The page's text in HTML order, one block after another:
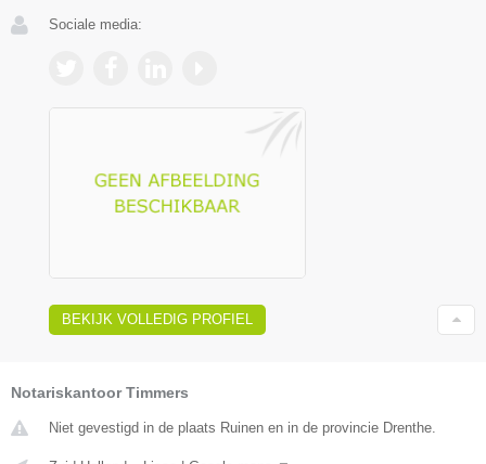
Sociale media:
BEKIJK VOLLEDIG PROFIEL
Notariskantoor Timmers
Niet gevestigd in de plaats Ruinen en in de provincie Drenthe.